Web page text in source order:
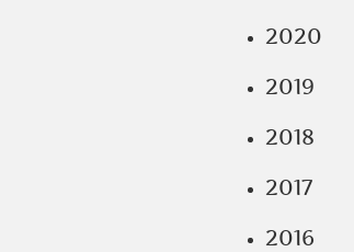
2020
2019
2018
2017
2016